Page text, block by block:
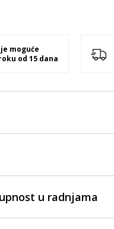
moguće
od 15 dana
u radnjama